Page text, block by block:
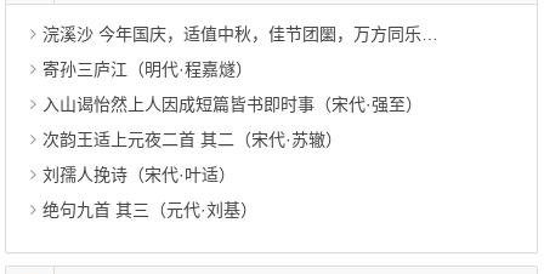
浣溪沙 今年国庆，适值中秋，佳节团圞，万方同乐，纪兹盛况，辄复倚声。（近代·黄驾白）
寄孙三庐江（明代·程嘉燧）
入山谒怡然上人因成短篇皆书即时事（宋代·强至）
次韵王适上元夜二首 其二（宋代·苏辙）
刘孺人挽诗（宋代·叶适）
绝句九首 其三（元代·刘基）